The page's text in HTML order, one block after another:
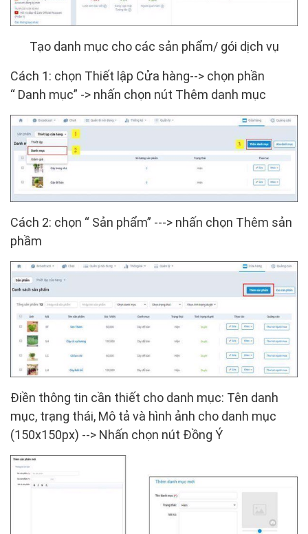
Tạo danh mục cho các sản phẩm/ gói dịch vụ
Cách 1: chọn Thiết lập Cửa hàng--> chọn phần
“ Danh mục” -> nhấn chọn nút Thêm danh mục
Cách 2: chọn “ Sản phẩm” ---> nhấn chọn Thêm sản
phầm
Điền thông tin cần thiết cho danh mục: Tên danh
mục, trạng thái, Mô tả và hình ảnh cho danh mục
(150x150px) --> Nhấn chọn nút Đồng Ý